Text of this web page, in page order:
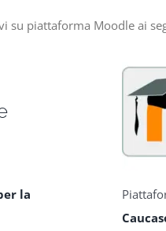
su piattaforma Moodle ai
la